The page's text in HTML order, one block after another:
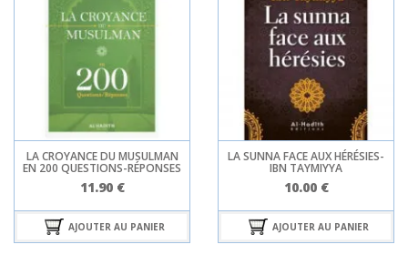
LA CROYANCE DU MUSULMAN
EN 200 QUESTIONS-RÉPONSES
11.90 €
AJOUTER AU PANIER
LA SUNNA FACE AUX HÉRÉSIES-
IBN TAYMIYYA
10.00 €
AJOUTER AU PANIER